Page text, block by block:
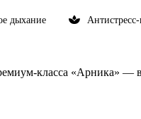
дыхание
класса «Арника» —